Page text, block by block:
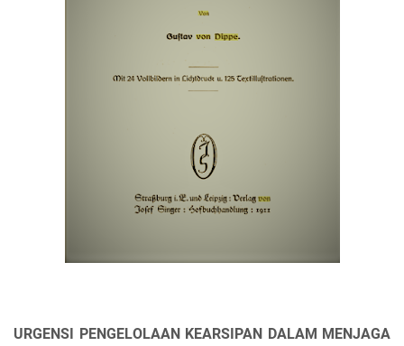
URGENSI PENGELOLAAN KEARSIPAN DALAM MENJAGA